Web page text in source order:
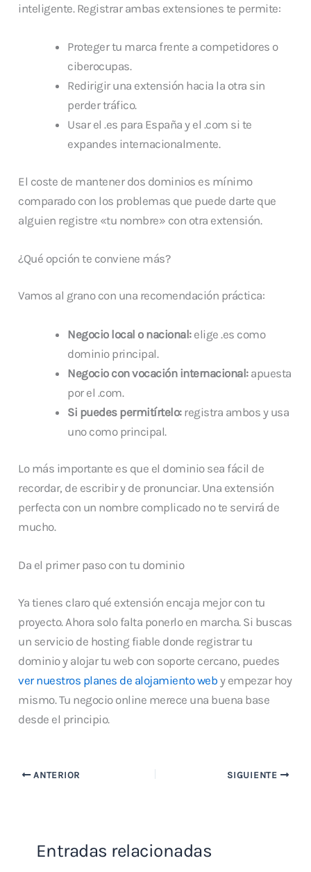
inteligente. Registrar ambas extensiones te permite:
Proteger tu marca frente a competidores o
ciberocupas.
Redirigir una extensión hacia la otra sin
perder tráfico.
Usar el .es para España y el .com si te
expandes internacionalmente.
El coste de mantener dos dominios es mínimo
comparado con los problemas que puede darte que
alguien registre «tu nombre» con otra extensión.
¿Qué opción te conviene más?
Vamos al grano con una recomendación práctica:
Negocio local o nacional:elige .es como
dominio principal.
Negocio con vocación internacional:apuesta
por el .com.
Si puedes permitírtelo:registra ambos y usa
uno como principal.
Lo más importante es que el dominio sea fácil de
recordar, de escribir y de pronunciar. Una extensión
perfecta con un nombre complicado no te servirá de
mucho.
Da el primer paso con tu dominio
Ya tienes claro qué extensión encaja mejor con tu
proyecto. Ahora solo falta ponerlo en marcha. Si buscas
un servicio de hosting fiable donde registrar tu
dominio y alojar tu web con soporte cercano, puedes
ver nuestros planes de alojamiento web y empezar hoy
mismo. Tu negocio online merece una buena base
desde el principio.
ANTERIOR SIGUIENTE
Entradas relacionadas